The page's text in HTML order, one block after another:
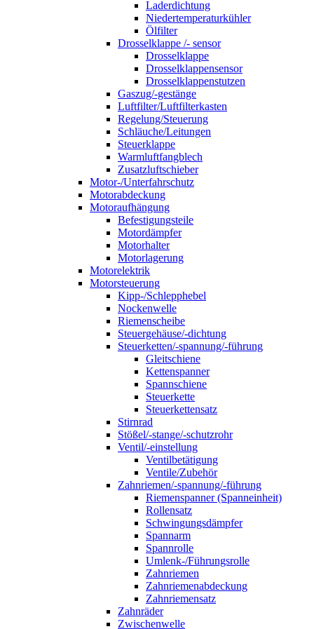
Laderdichtung
Niedertemperaturkühler
Ölfilter
Drosselklappe /- sensor
Drosselklappe
Drosselklappensensor
Drosselklappenstutzen
Gaszug/-gestänge
Luftfilter/Luftfilterkasten
Regelung/Steuerung
Schläuche/Leitungen
Steuerklappe
Warmluftfangblech
Zusatzluftschieber
Motor-/Unterfahrschutz
Motorabdeckung
Motoraufhängung
Befestigungsteile
Motordämpfer
Motorhalter
Motorlagerung
Motorelektrik
Motorsteuerung
Kipp-/Schlepphebel
Nockenwelle
Riemenscheibe
Steuergehäuse/-dichtung
Steuerketten/-spannung/-führung
Gleitschiene
Kettenspanner
Spannschiene
Steuerkette
Steuerkettensatz
Stirnrad
Stößel/-stange/-schutzrohr
Ventil/-einstellung
Ventilbetätigung
Ventile/Zubehör
Zahnriemen/-spannung/-führung
Riemenspanner (Spanneinheit)
Rollensatz
Schwingungsdämpfer
Spannarm
Spannrolle
Umlenk-/Führungsrolle
Zahnriemen
Zahnriemenabdeckung
Zahnriemensatz
Zahnräder
Zwischenwelle